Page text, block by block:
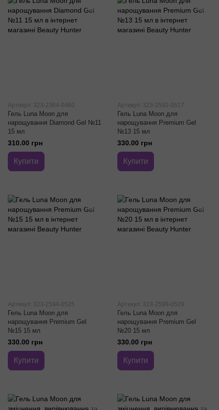
Артикул: 323-2364-0460
Гель Luna Moon для
нарощування Diamond Gel №11
15 мл
310.00 грн
Купити
Артикул: 323-2592-0517
Гель Luna Moon для
нарощування Premium Gel
№13 15 мл
330.00 грн
Купити
Артикул: 323-2594-0525
Гель Luna Moon для
нарощування Premium Gel
№15 15 мл
330.00 грн
Купити
Артикул: 323-2599-0529
Гель Luna Moon для
нарощування Premium Gel
№20 15 мл
330.00 грн
Купити